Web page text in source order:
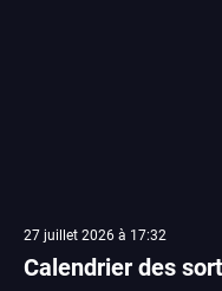
27 juillet 2026 à 17:32
Calendrier des